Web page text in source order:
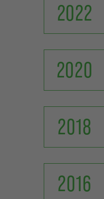
2022
2020
2018
2016